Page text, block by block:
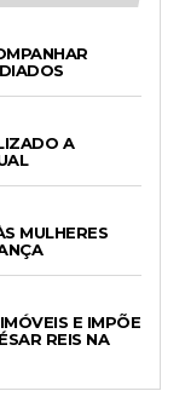
A
MULHERES
E IMPÕE
REIS NA